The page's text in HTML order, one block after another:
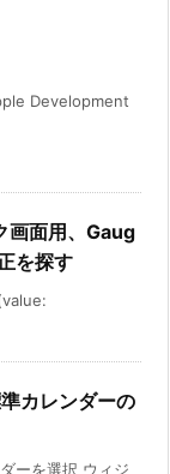
Development
面用、Gaug
を探す
カレンダーの
ーを選択 ウィジ